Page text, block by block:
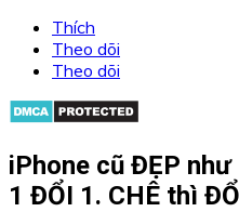
Thích
Theo dõi
Theo dõi
iPhone cũ ĐẸP
1 ĐỔI 1. CHÊ thì